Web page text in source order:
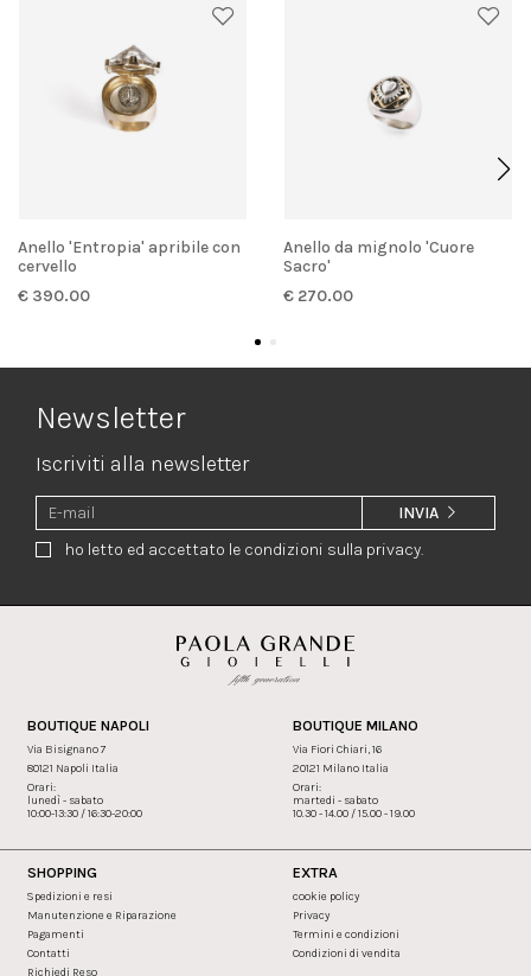
Anello 'Entropia' apribile con
cervello
€ 390.00
Anello da mignolo 'Cuore
Sacro'
€ 270.00
Newsletter
Iscriviti alla newsletter
ho letto ed accettato le condizioni sulla privacy.
INVIA
BOUTIQUE NAPOLI
Via Bisignano 7
80121 Napoli Italia
Orari:
lunedì - sabato
10:00-13:30 / 16:30-20:00
BOUTIQUE MILANO
Via Fiori Chiari, 16
20121 Milano Italia
Orari:
martedi - sabato
10.30 - 14.00 / 15.00 - 19.00
SHOPPING
Spedizioni e resi
Manutenzione e Riparazione
Pagamenti
Contatti
Richiedi Reso
EXTRA
cookie policy
Privacy
Termini e condizioni
Condizioni di vendita